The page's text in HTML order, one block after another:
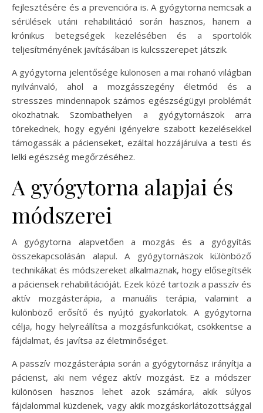
fejlesztésére és a prevencióra is. A gyógytorna nemcsak a
sérülések utáni rehabilitáció során hasznos, hanem a
krónikus betegségek kezelésében és a sportolók
teljesítményének javításában is kulcsszerepet játszik.
A gyógytorna jelentősége különösen a mai rohanó világban
nyilvánvaló, ahol a mozgásszegény életmód és a
stresszes mindennapok számos egészségügyi problémát
okozhatnak. Szombathelyen a gyógytornászok arra
törekednek, hogy egyéni igényekre szabott kezelésekkel
támogassák a pácienseket, ezáltal hozzájárulva a testi és
lelki egészség megőrzéséhez.
A gyógytorna alapjai és
módszerei
A gyógytorna alapvetően a mozgás és a gyógyítás
összekapcsolásán alapul. A gyógytornászok különböző
technikákat és módszereket alkalmaznak, hogy elősegítsék
a páciensek rehabilitációját. Ezek közé tartozik a passzív és
aktív mozgásterápia, a manuális terápia, valamint a
különböző erősítő és nyújtó gyakorlatok. A gyógytorna
célja, hogy helyreállítsa a mozgásfunkciókat, csökkentse a
fájdalmat, és javítsa az életminőséget.
A passzív mozgásterápia során a gyógytornász irányítja a
pácienst, aki nem végez aktív mozgást. Ez a módszer
különösen hasznos lehet azok számára, akik súlyos
fájdalommal küzdenek, vagy akik mozgáskorlátozottsággal